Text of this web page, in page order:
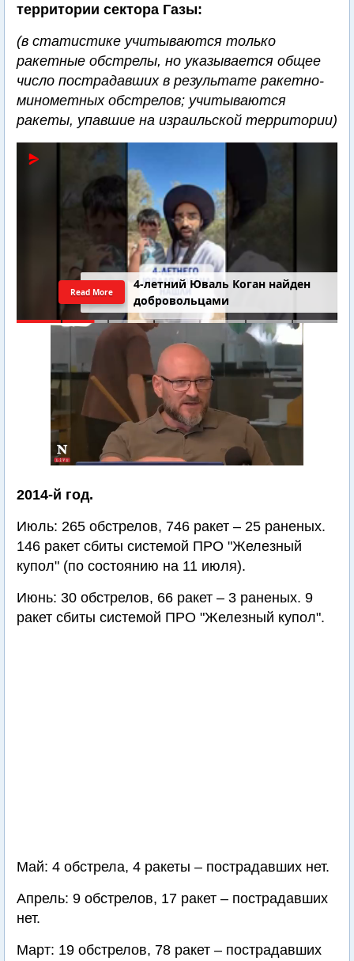
территории сектора Газы:
(в статистике учитываются только
ракетные обстрелы, но указывается общее
число пострадавших в результате ракетно-
минометных обстрелов; учитываются
ракеты, упавшие на израильской территории)
4-летний Юваль Коган найден
добровольцами
Read More
2014-й год.
Июль: 265 обстрелов, 746 ракет – 25 раненых.
146 ракет сбиты системой ПРО "Железный
купол" (по состоянию на 11 июля).
Июнь: 30 обстрелов, 66 ракет – 3 раненых. 9
ракет сбиты системой ПРО "Железный купол".
Май: 4 обстрела, 4 ракеты – пострадавших нет.
Апрель: 9 обстрелов, 17 ракет – пострадавших
нет.
Март: 19 обстрелов, 78 ракет – пострадавших